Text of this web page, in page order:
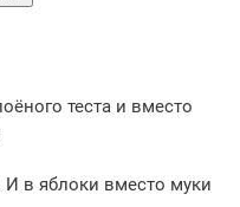
теста и вместо
И в яблоки вместо муки